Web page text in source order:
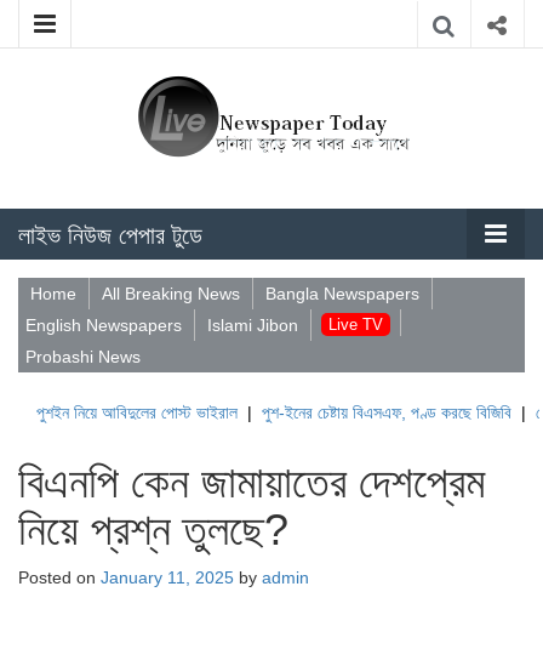
লাইভ নিউজ পেপার টুডে
Home All Breaking News
Bangla Newspapers
English Newspapers
Islami Jibon Live TV
Probashi News
আবিদুলের পোস্ট ভাইরাল|পুশ-ইনের চেষ্টায় বিএসএফ, পণ্ড করছে বিজিবি|লেবাননের
বিএনপি কেন জামায়াতের দেশপ্রেম
নিয়ে প্রশ্ন তুলছে?
Posted on January 11, 2025 by admin